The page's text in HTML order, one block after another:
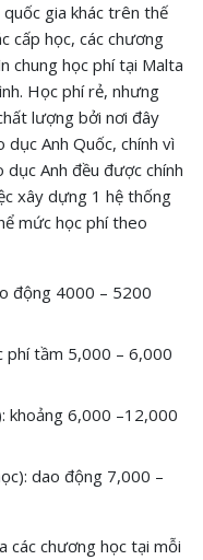
gia khác trên thế
cấp học, các chương
chung học phí tại Malta
Học phí rẻ, nhưng
lượng bởi nơi đây
Anh Quốc, chính vì
Anh đều được chính
xây dựng 1 hệ thống
mức học phí theo
động 4000 – 5200
phí tầm 5,000 – 6,000
khoảng 6,000 –12,000
dao động 7,000 –
các chương học tại mỗi